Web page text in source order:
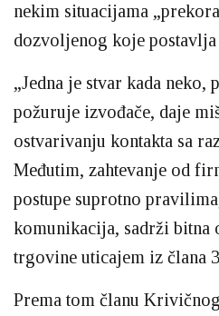
nekim situacijama
dozvoljenog koje
„Jedna je stvar kada neko,
požuruje izvođače, daje
ostvarivanju kontakta sa
Međutim, zahtevanje od
postupe suprotno
komunikacija, sadrži bitna
trgovine uticajem iz člana
Prema tom članu